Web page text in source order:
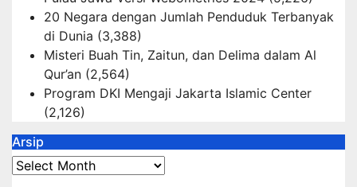
20 Negara dengan Jumlah Penduduk Terbanyak
di Dunia (3,388)
Misteri Buah Tin, Zaitun, dan Delima dalam Al
Qur’an (2,564)
Program DKI Mengaji Jakarta Islamic Center
(2,126)
Arsip
Arsip